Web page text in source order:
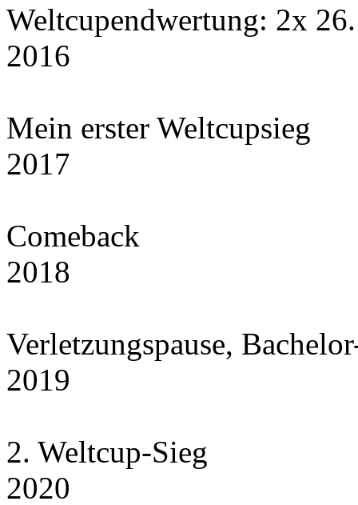
Weltcupendwertung: 2x
2016
Mein erster Weltcupsieg
2017
Comeback
2018
Verletzungspause,
2019
2. Weltcup-Sieg
2020